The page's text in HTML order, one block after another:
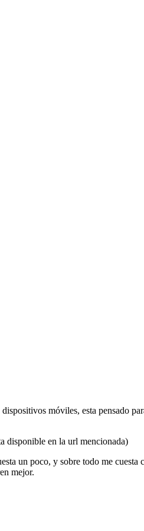
dispositivos móviles, esta pensado
disponible en la url mencionada)
un poco, y sobre todo me
mejor.